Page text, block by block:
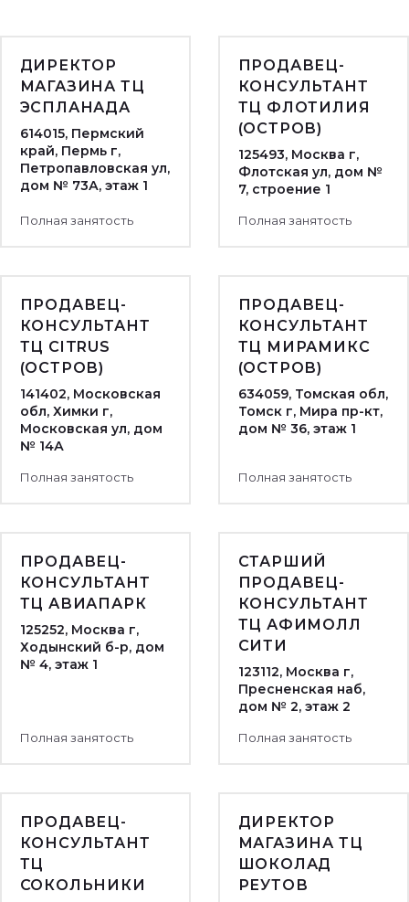
ДИРЕКТОР
МАГАЗИНА ТЦ
ЭСПЛАНАДА
614015, Пермский
край, Пермь г,
Петропавловская ул,
дом № 73А, этаж 1
Полная занятость
ПРОДАВЕЦ-
КОНСУЛЬТАНТ
ТЦ ФЛОТИЛИЯ
(ОСТРОВ)
125493, Москва г,
Флотская ул, дом №
7, строение 1
Полная занятость
ПРОДАВЕЦ-
КОНСУЛЬТАНТ
ТЦ CITRUS
(ОСТРОВ)
141402, Московская
обл, Химки г,
Московская ул, дом
№ 14А
Полная занятость
ПРОДАВЕЦ-
КОНСУЛЬТАНТ
ТЦ МИРАМИКС
(ОСТРОВ)
634059, Томская обл,
Томск г, Мира пр-кт,
дом № 36, этаж 1
Полная занятость
ПРОДАВЕЦ-
КОНСУЛЬТАНТ
ТЦ АВИАПАРК
125252, Москва г,
Ходынский б-р, дом
№ 4, этаж 1
Полная занятость
СТАРШИЙ
ПРОДАВЕЦ-
КОНСУЛЬТАНТ
ТЦ АФИМОЛЛ
СИТИ
123112, Москва г,
Пресненская наб,
дом № 2, этаж 2
Полная занятость
ПРОДАВЕЦ-
КОНСУЛЬТАНТ
ТЦ
СОКОЛЬНИКИ
ДИРЕКТОР
МАГАЗИНА ТЦ
ШОКОЛАД
РЕУТОВ